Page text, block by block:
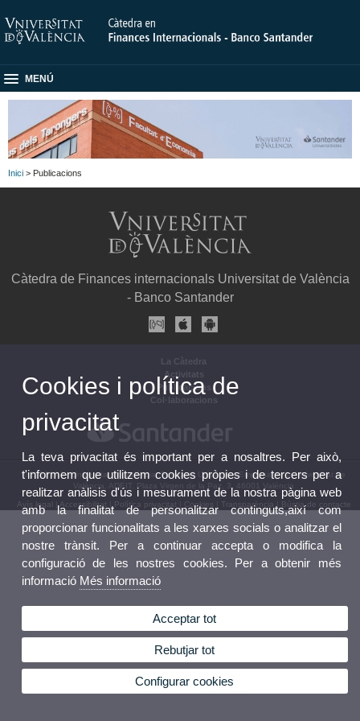
MENÚ
Inici > Publicacions
Càtedra de Finances internacionals Universitat de València
- Banco Santander
La Càtedra
Activitats
Publicacions
Col·laboracions
© 2026 UV. - Universitat de València. Fundació Universitat-Empresa de la Universitat de
València, ADEIT. Plaza Virgen de la Paz, 3. 46001 València
Avís legal |Accessibilitat |Política privacitat Cookies Transparència | Bústia de contacte
Cookies i política de
privacitat
La teva privacitat és important per a nosaltres. Per això,
t'informem que utilitzem cookies pròpies i de tercers per a
realitzar anàlisis d'ús i mesurament de la nostra pàgina web
amb la finalitat de personalitzar continguts,així com
proporcionar funcionalitats a les xarxes socials o analitzar el
nostre trànsit. Per a continuar accepta o modifica la
configuració de les nostres cookies. Per a obtenir més
informació Més informació
Acceptar tot
Rebutjar tot
Configurar cookies